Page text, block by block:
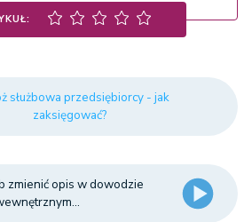
służbowa przedsiębiorcy - jak
zaksięgować?
zmienić opis w dowodzie